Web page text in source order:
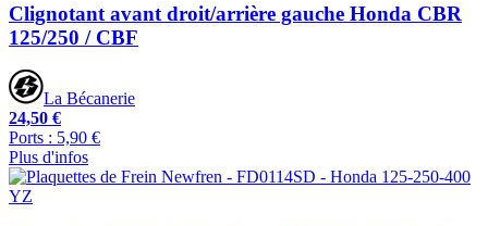
Clignotant avant droit/arrière gauche Honda CBR
125/250 / CBF
La Bécanerie
24,50 €
Ports : 5,90 €
Plus d'infos